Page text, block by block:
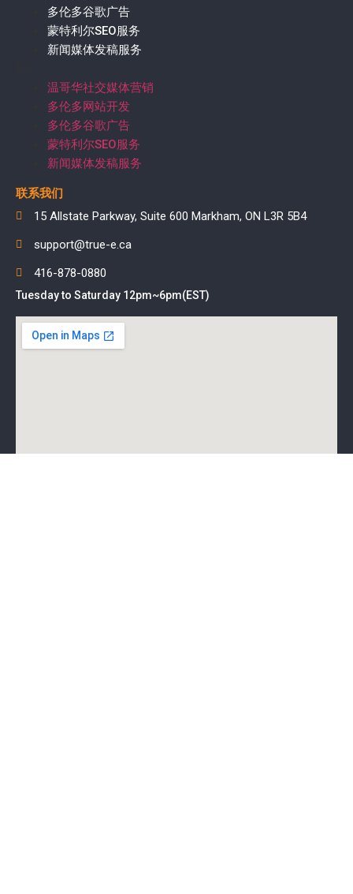
多伦多谷歌广告
蒙特利尔SEO服务
新闻媒体发稿服务
温哥华社交媒体营销
多伦多网站开发
多伦多谷歌广告
蒙特利尔SEO服务
新闻媒体发稿服务
联系我们
15 Allstate Parkway, Suite 600 Markham, ON L3R 5B4
support@true-e.ca
416-878-0880
Tuesday to Saturday 12pm~6pm(EST)